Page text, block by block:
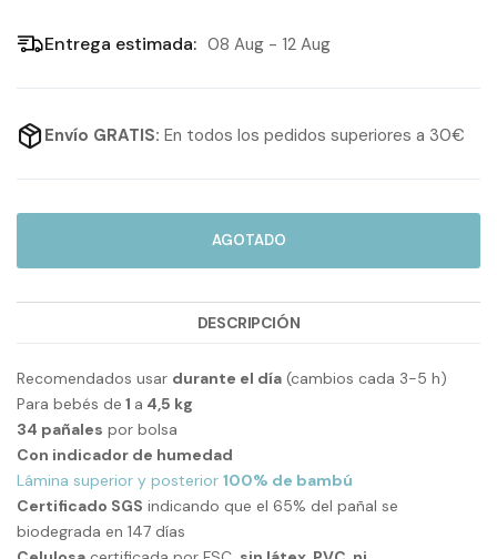
Entrega estimada: 08 Aug - 12 Aug
Envío GRATIS: En todos los pedidos superiores a 30€
AGOTADO
DESCRIPCIÓN
Recomendados usar durante el día (cambios cada 3-5 h)
Para bebés de 1 a 4,5 kg
34 pañales por bolsa
Con indicador de humedad
Lámina superior y posterior 100% de bambú
Certificado SGS indicando que el 65% del pañal se
biodegrada en 147 días